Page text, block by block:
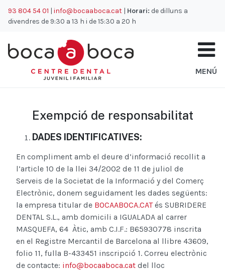
93 804 54 01 | info@bocaaboca.cat | Horari: de dilluns a
divendres de 9:30 a 13 h i de 15:30 a 20 h
MENÚ
Inici Exempció de responsabilitat
Exempció de responsabilitat
DADES IDENTIFICATIVES:
En compliment amb el deure d’informació recollit a
l’article 10 de la llei 34/2002 de 11 de juliol de
Serveis de la Societat de la Informació y del Comerç
Electrònic, donem seguidament les dades següents:
la empresa titular de BOCAABOCA.CATés SUBRIDERE
DENTAL S.L., amb domicili a IGUALADA al carrer
MASQUEFA, 64 Àtic, amb C.I.F.: B65930778 inscrita
en el Registre Mercantil de Barcelona al llibre 43609,
folio 11, fulla B-433451 inscripció 1. Correu electrònic
de contacte: info@bocaaboca.cat del lloc